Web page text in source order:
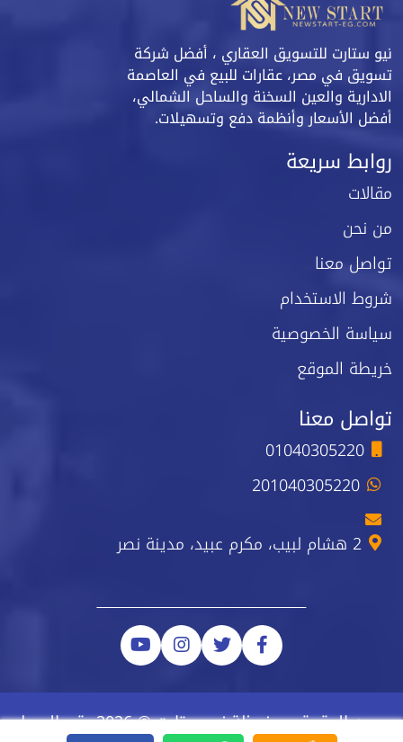
نيو ستارت للتسويق العقاري ، أفضل شركة
تسويق في مصر، عقارات للبيع في العاصمة
الادارية والعين السخنة والساحل الشمالي،
أفضل الأسعار وأنظمة دفع وتسهيلات.
روابط سريعة
مقالات
من نحن
تواصل معنا
شروط الاستخدام
سياسة الخصوصية
خريطة الموقع
تواصل معنا
01040305220
201040305220
2 هشام لبيب، مكرم عبيد، مدينة نصر
جميع الحقوق محفوظة نيو ستارت © 2026 رقم السجل